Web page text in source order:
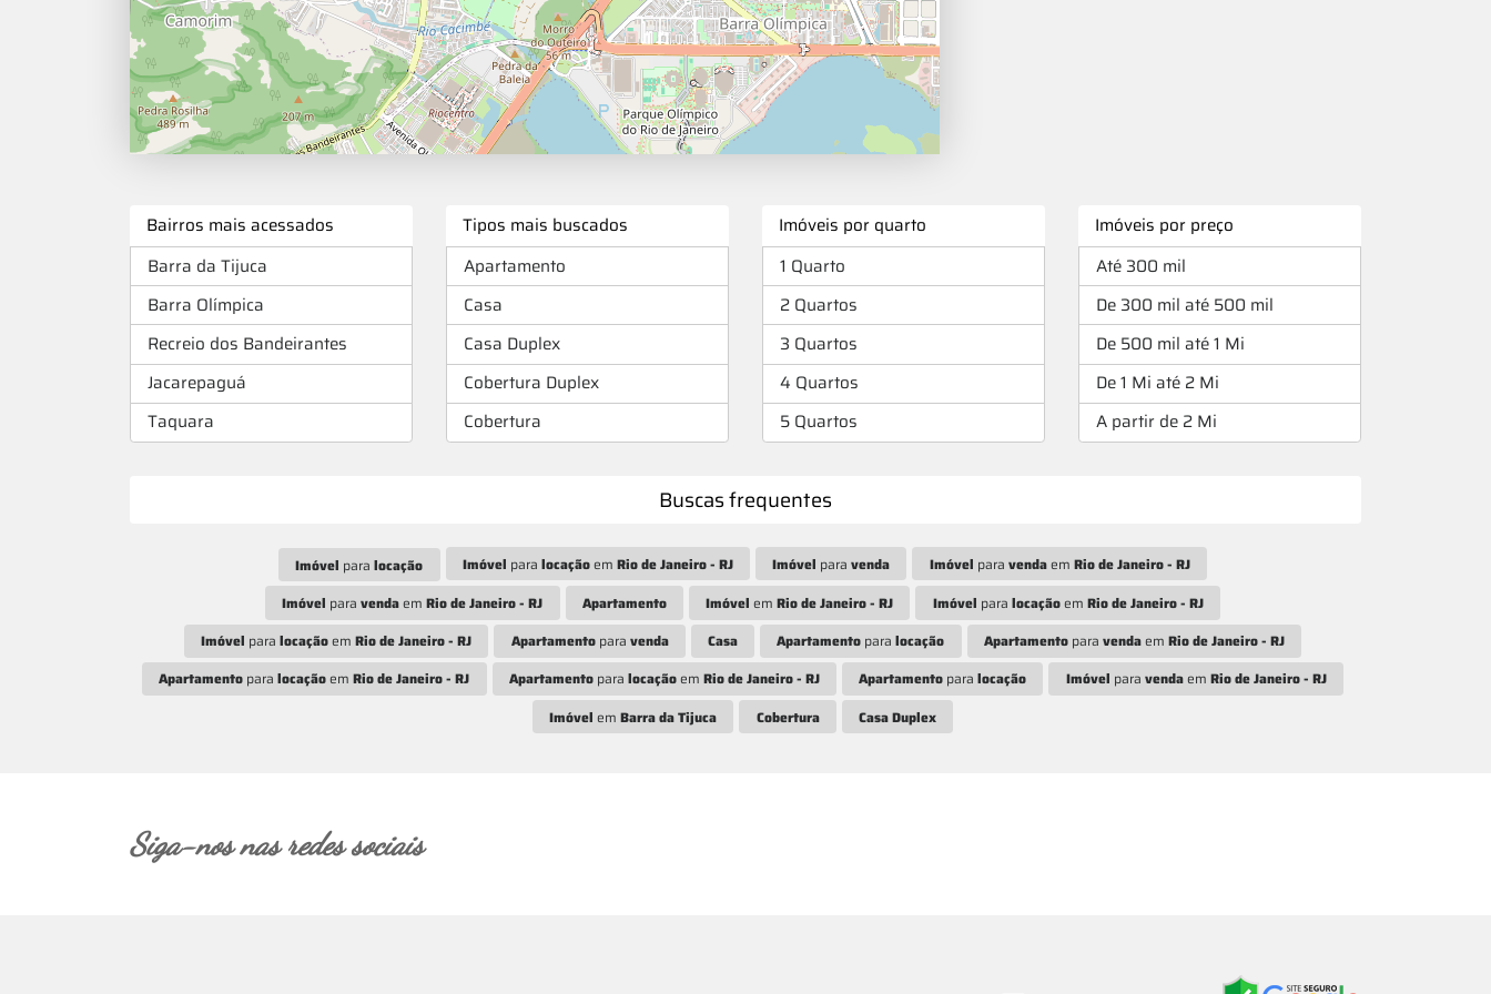
Bairros mais acessados
Barra da Tijuca
Barra Olímpica
Recreio dos Bandeirantes
Jacarepaguá
Taquara
Tipos mais buscados
Apartamento
Casa
Casa Duplex
Cobertura Duplex
Cobertura
Imóveis por quarto
1 Quarto
2 Quartos
3 Quartos
4 Quartos
5 Quartos
Imóveis por preço
Até 300 mil
De 300 mil até 500 mil
De 500 mil até 1 Mi
De 1 Mi até 2 Mi
A partir de 2 Mi
Buscas frequentes
Imóvel paralocação Imóvel para locaçãoem Rio de Janeiro - RJ Imóvel paravenda Imóvel para vendaem Rio de Janeiro - RJ
Imóvel paravendaemRio de Janeiro - RJ Apartamento Imóvel emRio de Janeiro - RJ Imóvel para locaçãoem Rio de Janeiro - RJ
Imóvel paralocaçãoemRio de Janeiro - RJ Apartamentopara venda Casa Apartamento paralocação Apartamentopara vendaem Rio de Janeiro - RJ
Apartamento paralocaçãoemRio de Janeiro - RJ Apartamentopara locaçãoem Rio de Janeiro - RJ Apartamento paralocação Imóvel para vendaem Rio de Janeiro - RJ
Imóvel emBarra da Tijuca Cobertura Casa Duplex
Siga-nos nas redes sociais